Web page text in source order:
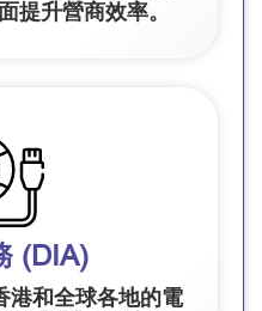
提升營商效率。
(DIA)
港和全球各地的電